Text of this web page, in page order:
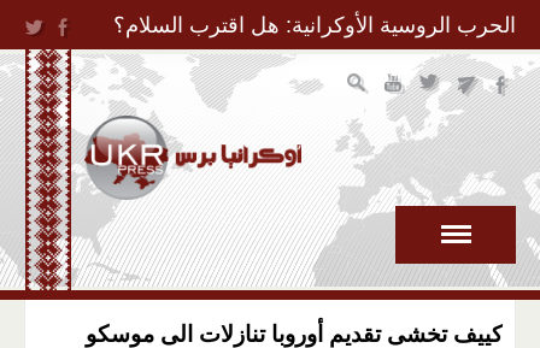
Jump to Navigation
الحرب الروسية الأوكرانية: هل اقترب السلام؟
كييف تخشى تقديم أوروبا تنازلات الى موسكو